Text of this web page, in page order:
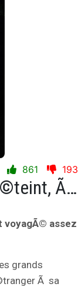
861 193
Avec le temps, la passion des grands voyages s'Ã©teint, Ã moins qu'on n'ait voyagÃ© assez longtemps pour devenir Ã©tranger Ã sa patrie.
voyagÃ© assez
grands
Ã sa